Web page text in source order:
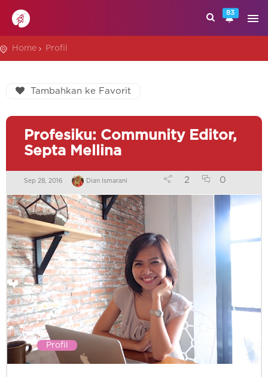
83
Home Profil
Tambahkan ke Favorit
Profesiku: Community Editor,
Septa Mellina
Sep 28, 2016 Dian Ismarani 2 0
Profil